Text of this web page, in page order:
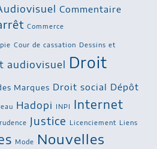
Commentaire
Commerce
Cour de cassation Dessins et
audiovisuel Droit
Marques Droit social Dépôt
Hadopi INPI Internet
Justice Licenciement Liens
Mode
Nouvelles